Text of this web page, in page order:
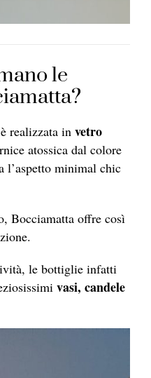
le
realizzata in vetro
atossica dal colore
l’aspetto minimal chic
Bocciamatta offre così
le bottiglie infatti
vasi, candele